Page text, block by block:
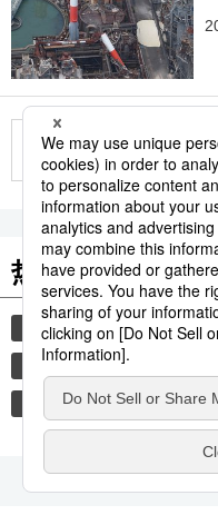
热门关键词
nivolumab opdivo
日本医疗研究开发机构
百时美施贵宝公司 纳